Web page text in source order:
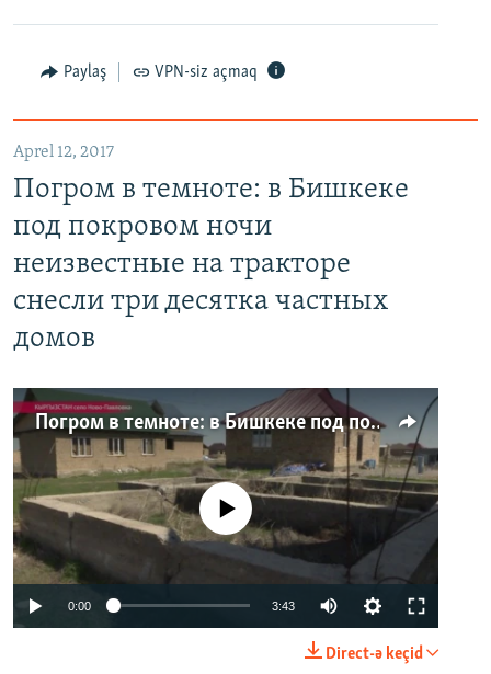
Paylaş VPN-siz açmaq
Aprel 12, 2017
Погром в темноте: в Бишкеке
под покровом ночи
неизвестные на тракторе
снесли три десятка частных
домов
Погром в темноте: в Бишкеке под покровом ночи неизвестные на тракторе снесли три десятка частных домов
No media source currently available
0:00 3:43
Direct-ə keçid